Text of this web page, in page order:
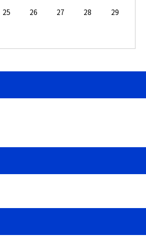
25 26 27 28
29